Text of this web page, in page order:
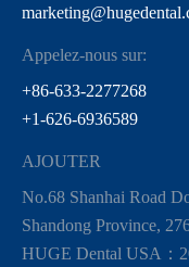
Appelez-nous sur:
+86-633-2277268
+1-626-6936589
AJOUTER
No.68 Shanhai Road
Shandong Province,
HUGE Dental USA：